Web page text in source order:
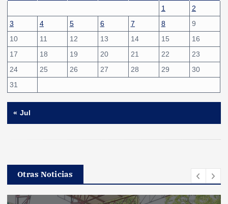
1
2
3
4 5 6 7 8
9
10
11 12 13 14 15
16
17
18 19 20 21 22
23
24
25 26 27 28 29
30
31
« Jul
Otras Noticias